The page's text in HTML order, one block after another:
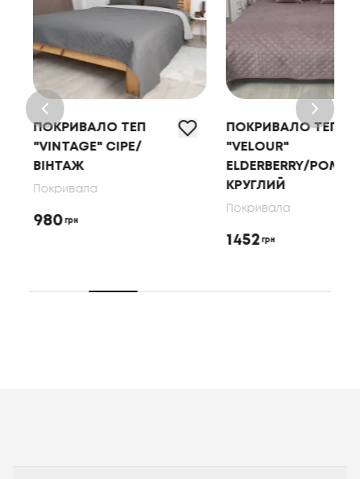
ПОКРИВАЛО ТЕП
"VINTAGE" СІРЕ/
ВІНТАЖ
Покривала
980 грн
ПОКРИВАЛО ТЕП
"VELOUR"
ELDERBERRY/РОМБ
КРУГЛИЙ
Покривала
1452 грн